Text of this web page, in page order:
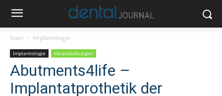
Start Implantologie
Implantologie Veranstaltungen
Abutments4life –
Implantatprothetik der